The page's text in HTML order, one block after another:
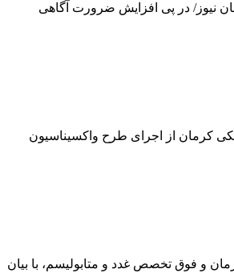
نیوز/ در پی افزایش ضرورت آگاهی
کرمان از ۲۰ دی‌ماه معاون بهداشتی دانشگاه علوم پزشکی کرمان از اجرای طرح واکسیناسیون
علوم پزشکی کرمان و فوق تخصص غدد و متابولیسم، با بیان